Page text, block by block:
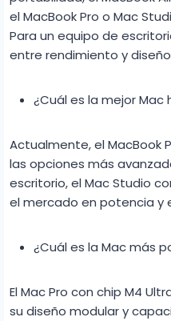
el MacBook Pro o Mac
Para un equipo de
entre rendimiento y
¿Cuál es la mejor Mac
Actualmente, el MacBook
las opciones más
escritorio, el Mac Studio
el mercado en potencia y
¿Cuál es la Mac más
El Mac Pro con chip M4
su diseño modular y